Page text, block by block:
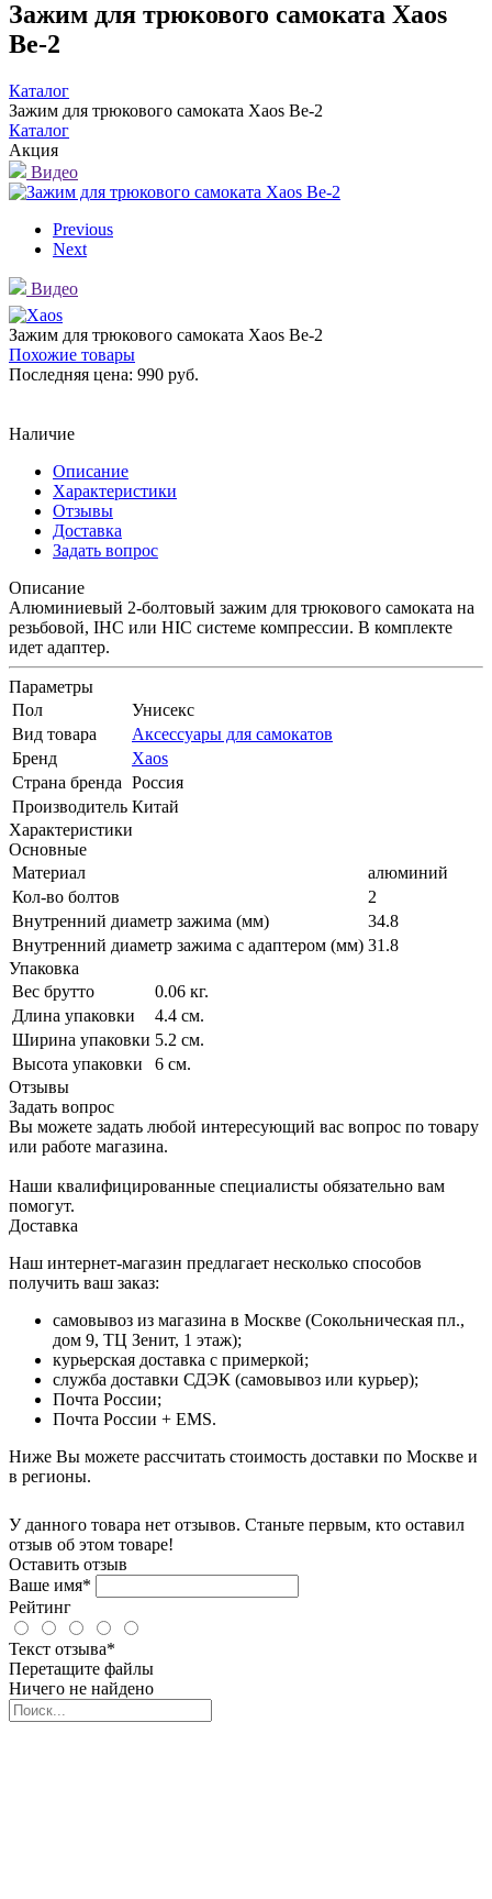
Зажим для трюкового самоката Xaos
Be-2
Каталог
Зажим для трюкового самоката Xaos Be-2
Каталог
Акция
Видео
Previous
Next
Видео
Зажим для трюкового самоката Xaos Be-2
Похожие товары
Последняя цена: 990 руб.
Наличие
Описание
Характеристики
Отзывы
Доставка
Задать вопрос
Описание
Алюминиевый 2-болтовый зажим для трюкового самоката на
резьбовой, IHC или HIC системе компрессии. В комплекте
идет адаптер.
Параметры
Пол
Унисекс
Вид товара
Аксессуары для самокатов
Бренд
Xaos
Страна бренда Россия
Производитель Китай
Характеристики
Основные
Материал
алюминий
Кол-во болтов
2
Внутренний диаметр зажима (мм)
34.8
Внутренний диаметр зажима с адаптером (мм) 31.8
Упаковка
Вес брутто
0.06 кг.
Длина упаковки
4.4 см.
Ширина упаковки 5.2 см.
Высота упаковки
6 см.
Отзывы
Задать вопрос
Вы можете задать любой интересующий вас вопрос по товару
или работе магазина.
Наши квалифицированные специалисты обязательно вам
помогут.
Доставка
Наш интернет-магазин предлагает несколько способов
получить ваш заказ:
самовывоз из магазина в Москве (Сокольническая пл.,
дом 9, ТЦ Зенит, 1 этаж);
курьерская доставка с примеркой;
служба доставки СДЭК (самовывоз или курьер);
Почта России;
Почта России + EMS.
Ниже Вы можете рассчитать стоимость доставки по Москве и
в регионы.
У данного товара нет отзывов. Станьте первым, кто оставил
отзыв об этом товаре!
Оставить отзыв
Ваше имя*
Рейтинг
Текст отзыва*
Перетащите файлы
Ничего не найдено